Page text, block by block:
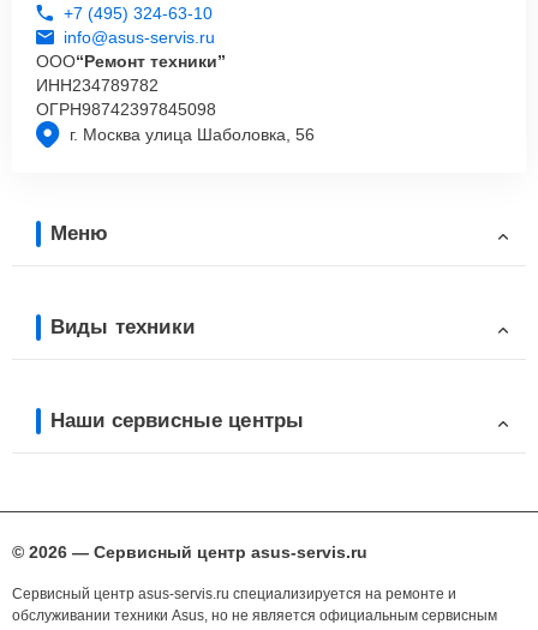
г. Москва улица Шаболовка, 56
+7 (495) 324-63-10
info@asus-servis.ru
ООО“Ремонт техники”
ИНН234789782
ОГРН98742397845098
Меню
Виды техники
Наши сервисные центры
© 2026 — Сервисный центр asus-servis.ru
Сервисный центр asus-servis.ru специализируется на ремонте и
обслуживании техники Asus, но не является официальным сервисным